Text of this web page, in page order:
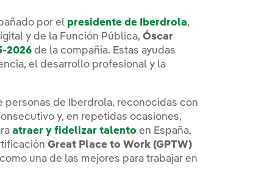
por el presidente de Iberdrola,
y de la Función Pública, Óscar
2026 de la compañía. Estas ayudas
el desarrollo profesional y la
personas de Iberdrola, reconocidas con
y, en repetidas ocasiones,
atraer y fidelizar talento en España,
Great Place to Work (GPTW)
una de las mejores para trabajar en